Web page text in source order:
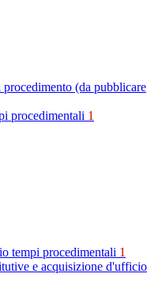
(da pubblicare
procedimentali 1
tempi procedimentali 1
e acquisizione d'ufficio